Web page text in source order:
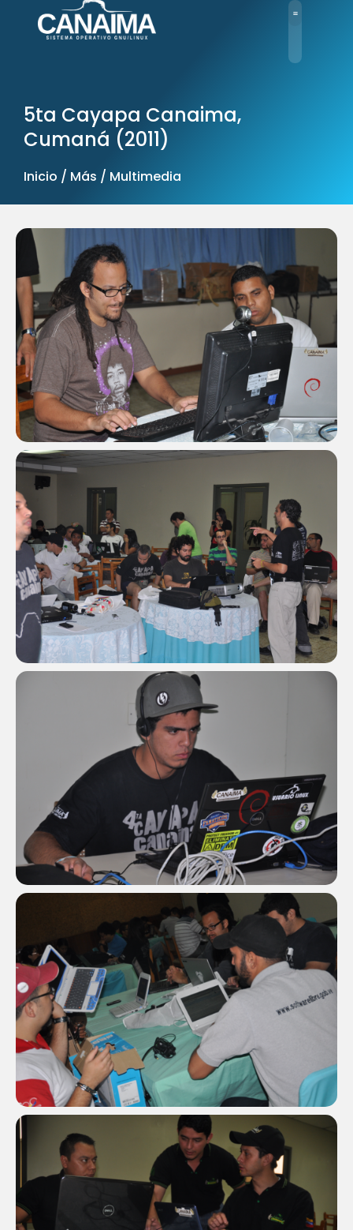
5ta Cayapa Canaima,
Cumaná (2011)
Inicio / Más / Multimedia